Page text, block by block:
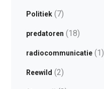
Politiek(7)
predatoren (18)
radiocommunicatie(1)
Reewild (2)